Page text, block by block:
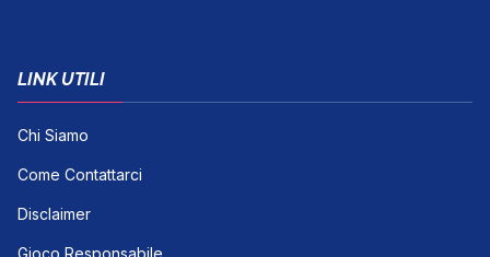
LINK UTILI
Chi Siamo
Come Contattarci
Disclaimer
Gioco Responsabile